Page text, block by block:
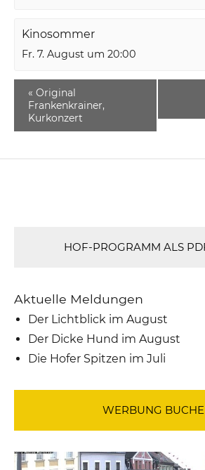
Kinosommer
Fr. 7. August um 20:00
« Original
Frankenkrainer,
Kurkonzert
HOF-PROGRAMM ALS
Aktuelle Meldungen
Der Lichtblick im August
Der Dicke Hund im August
Die Hofer Spitzen im Juli
WERBUNG